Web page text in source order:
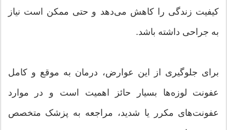
کیفیت زندگی را کاهش می‌دهد و حتی ممکن است نیاز
به جراحی داشته باشد.
برای جلوگیری از این عوارض، درمان به موقع و کامل
عفونت لوزه‌ها بسیار حائز اهمیت است و در موارد
عفونت‌های مکرر یا شدید، مراجعه به پزشک متخصص